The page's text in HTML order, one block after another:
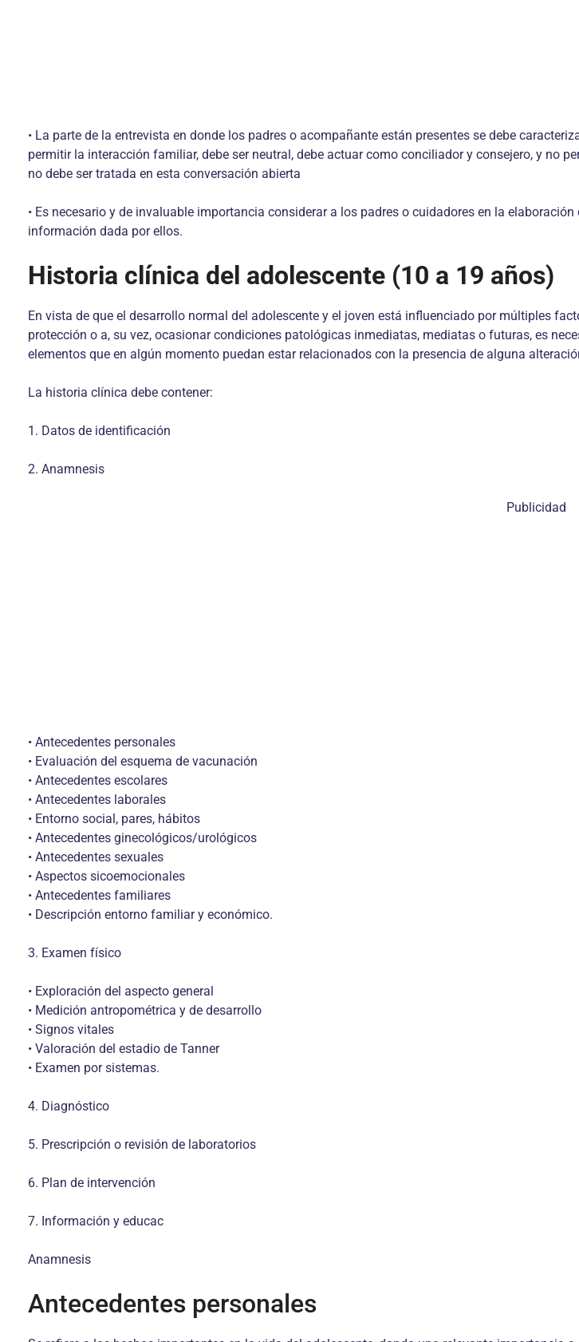
• La parte de la entrevista en donde los padres o acompañante están presentes se debe
permitir la interacción familiar, debe ser neutral, debe actuar como conciliador y consejero, y no
no debe ser tratada en esta conversación abierta
• Es necesario y de invaluable importancia considerar a los padres o cuidadores en la
información dada por ellos.
Historia clínica del adolescente (10 a 19 años)
En vista de que el desarrollo normal del adolescente y el joven está influenciado por múltiples
protección o a, su vez, ocasionar condiciones patológicas inmediatas, mediatas o futuras, es
elementos que en algún momento puedan estar relacionados con la presencia de alguna
La historia clínica debe contener:
1. Datos de identificación
2. Anamnesis
Publicidad
• Antecedentes personales
• Evaluación del esquema de vacunación
• Antecedentes escolares
• Antecedentes laborales
• Entorno social, pares, hábitos
• Antecedentes ginecológicos/urológicos
• Antecedentes sexuales
• Aspectos sicoemocionales
• Antecedentes familiares
• Descripción entorno familiar y económico.
3. Examen físico
• Exploración del aspecto general
• Medición antropométrica y de desarrollo
• Signos vitales
• Valoración del estadio de Tanner
• Examen por sistemas.
4. Diagnóstico
5. Prescripción o revisión de laboratorios
6. Plan de intervención
7. Información y educac
Anamnesis
Antecedentes personales